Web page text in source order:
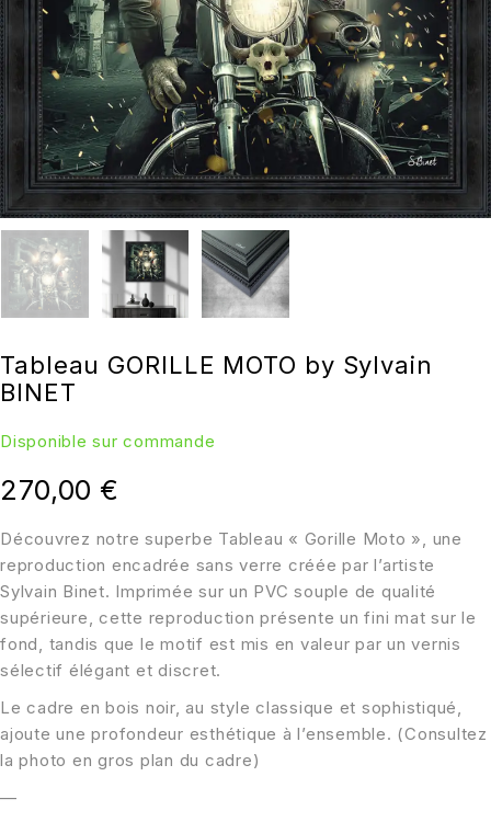
Tableau GORILLE MOTO by Sylvain
BINET
Disponible sur commande
Découvrez notre superbe Tableau « Gorille Moto », une
reproduction encadrée sans verre créée par l’artiste
Sylvain Binet. Imprimée sur un PVC souple de qualité
supérieure, cette reproduction présente un fini mat sur le
fond, tandis que le motif est mis en valeur par un vernis
sélectif élégant et discret.
Le cadre en bois noir, au style classique et sophistiqué,
ajoute une profondeur esthétique à l’ensemble. (Consultez
la photo en gros plan du cadre)
—
270,00 €